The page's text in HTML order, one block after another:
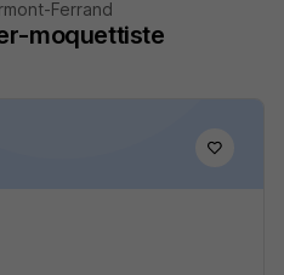
Ferrand
moquettiste